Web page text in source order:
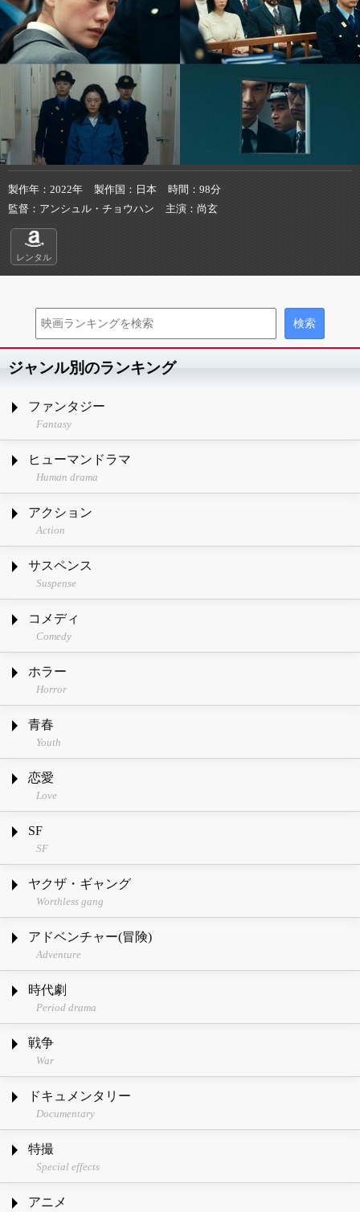
製作年 2022年 製作国 日本 時間
98分
監督
アンシュル・チョウハン 主演 尚玄
レンタル
ジャンル別のランキング
ファンタジー
Fantasy
ヒューマンドラマ
Human drama
アクション
Action
サスペンス
Suspense
コメディ
Comedy
ホラー
Horror
青春
Youth
恋愛
Love
SF
SF
ヤクザ・ギャング
Worthless gang
アドベンチャー(冒険)
Adventure
時代劇
Period drama
戦争
War
ドキュメンタリー
Documentary
特撮
Special effects
アニメ